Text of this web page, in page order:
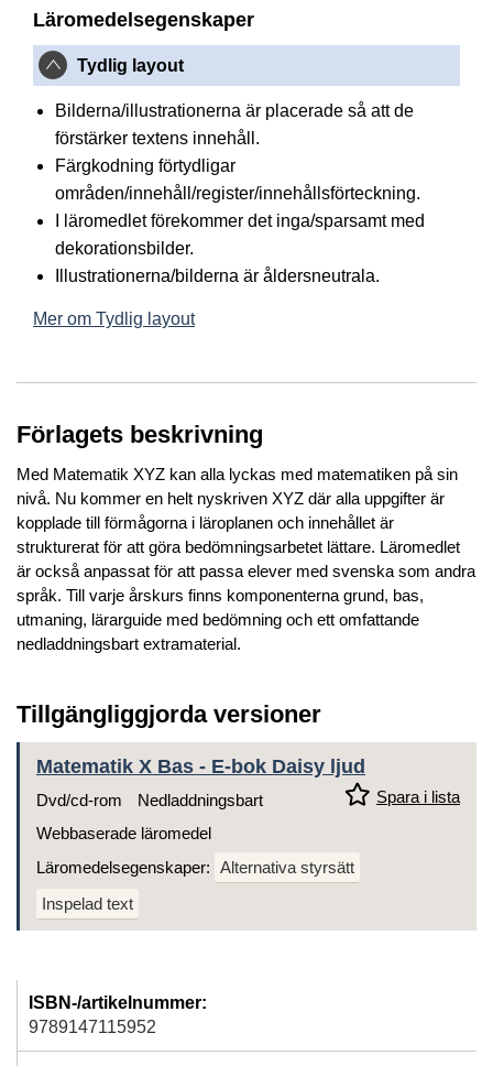
Läromedelsegenskaper
Tydlig layout
Bilderna/illustrationerna är placerade så att de
förstärker textens innehåll.
Färgkodning förtydligar
områden/innehåll/register/innehållsförteckning.
I läromedlet förekommer det inga/sparsamt med
dekorationsbilder.
Illustrationerna/bilderna är åldersneutrala.
Mer om Tydlig layout
Förlagets beskrivning
Med Matematik XYZ kan alla lyckas med matematiken på sin
nivå. Nu kommer en helt nyskriven XYZ där alla uppgifter är
kopplade till förmågorna i läroplanen och innehållet är
strukturerat för att göra bedömningsarbetet lättare. Läromedlet
är också anpassat för att passa elever med svenska som andra
språk. Till varje årskurs finns komponenterna grund, bas,
utmaning, lärarguide med bedömning och ett omfattande
nedladdningsbart extramaterial.
Tillgängliggjorda versioner
Matematik X Bas - E-bok Daisy ljud
Spara i lista
Dvd/cd-rom
Nedladdningsbart
Webbaserade läromedel
Läromedelsegenskaper: Alternativa styrsätt
Inspelad text
ISBN-/artikelnummer:
9789147115952